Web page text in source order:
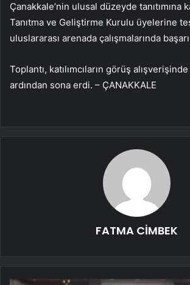
Çanakkale’nin ulusal düzeyde tanıtımına
Tanıtma ve Geliştirme Kurulu üyelerine
uluslararası arenada çalışmalarında
Toplantı, katılımcıların görüş
ardından sona erdi. – ÇANAKKALE
FATMA CİMBEK